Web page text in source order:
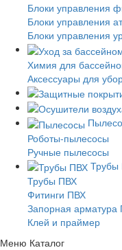
Блоки управления
Блоки управления
Блоки управления
Химия для
Аксессуары для
Роботы-пылесосы
Ручные пылесосы
Трубы ПВХ
Фитинги ПВХ
Запорная арматура
Клей и праймер
Меню Каталог